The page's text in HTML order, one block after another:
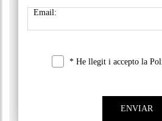
Email:
* He llegit i accepto la
ENVIAR